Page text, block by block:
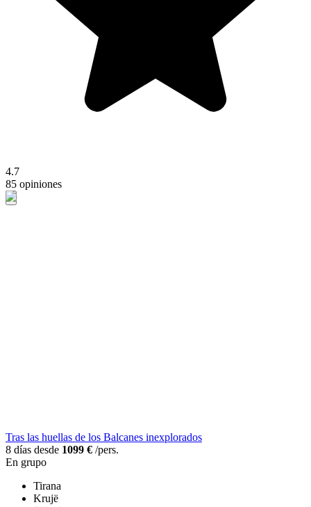
4.7
85 opiniones
Tras las huellas de los Balcanes inexplorados
8 días desde 1099 € /pers.
En grupo
Tirana
Krujë